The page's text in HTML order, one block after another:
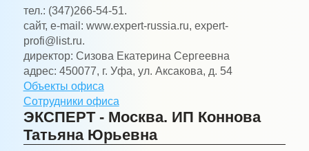
тел.: (347)266-54-51.
сайт, e-mail: www.expert-russia.ru, expert-
profi@list.ru.
директор: Сизова Екатерина Сергеевна
адрес: 450077, г. Уфа, ул. Аксакова, д. 54
Объекты офиса
Сотрудники офиса
ЭКСПЕРТ - Москва. ИП Коннова
Татьяна Юрьевна